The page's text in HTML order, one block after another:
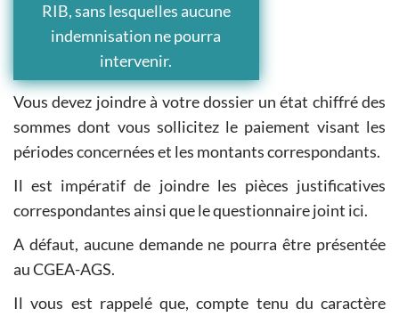
RIB, sans lesquelles aucune
indemnisation ne pourra
intervenir.
Vous devez joindre à votre dossier un état chiffré des
sommes dont vous sollicitez le paiement visant les
périodes concernées et les montants correspondants.
Il est impératif de joindre les pièces justificatives
correspondantes ainsi que le questionnaire joint ici.
A défaut, aucune demande ne pourra être présentée
au CGEA-AGS.
Il vous est rappelé que, compte tenu du caractère